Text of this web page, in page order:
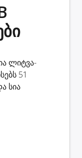
ლიტვა-
51
სია